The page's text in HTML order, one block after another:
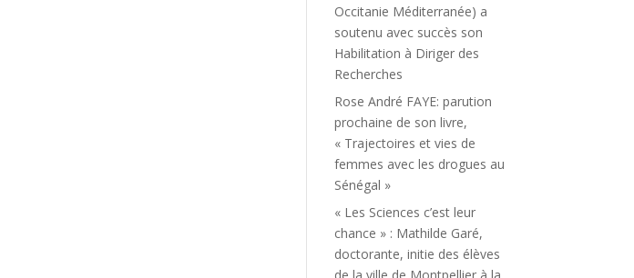
Occitanie Méditerranée) a
soutenu avec succès son
Habilitation à Diriger des
Recherches
Rose André FAYE: parution
prochaine de son livre,
« Trajectoires et vies de
femmes avec les drogues au
Sénégal »
« Les Sciences c’est leur
chance » : Mathilde Garé,
doctorante, initie des élèves